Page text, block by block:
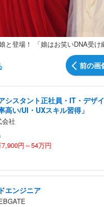
と登場！ 「娘はお笑いDNA受け
前の画
シスタント正社員・IT・デザ
高い/UI・UXスキル習得」
社
円～54万円
エンジニア